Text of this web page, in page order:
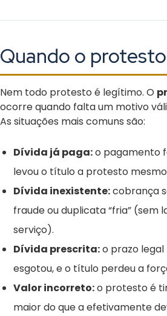
Quando o
Nem todo protesto é legítimo. O
ocorre quando falta um motivo
As situações mais comuns são:
Dívida já paga:o pagamento
levou o título a protesto mesmo
Dívida inexistente:cobrança
fraude ou duplicata “fria” (sem
serviço).
Dívida prescrita:o prazo
esgotou, e o título perdeu a
Valor incorreto:o protesto é
maior do que a efetivamente